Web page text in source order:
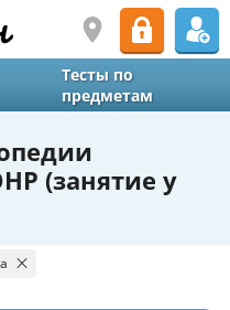
Тесты по
предметам
(занятие у